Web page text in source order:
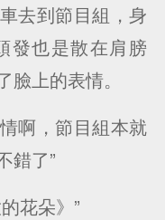
去到節目組，身
發也是散在肩膀
上的表情。
啊，節目組本就
錯了”
花朵》”